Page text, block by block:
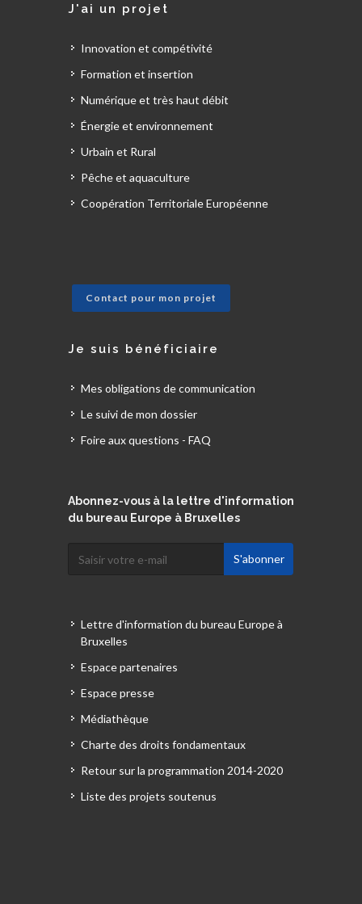
J'ai un projet
Innovation et compétivité
Formation et insertion
Numérique et très haut débit
Énergie et environnement
Urbain et Rural
Pêche et aquaculture
Coopération Territoriale Européenne
Contact pour mon projet
Je suis bénéficiaire
Mes obligations de communication
Le suivi de mon dossier
Foire aux questions - FAQ
Abonnez-vous à la lettre d'information
du bureau Europe à Bruxelles
Lettre d'information du bureau Europe à
Bruxelles
Espace partenaires
Espace presse
Médiathèque
Charte des droits fondamentaux
Retour sur la programmation 2014-2020
Liste des projets soutenus